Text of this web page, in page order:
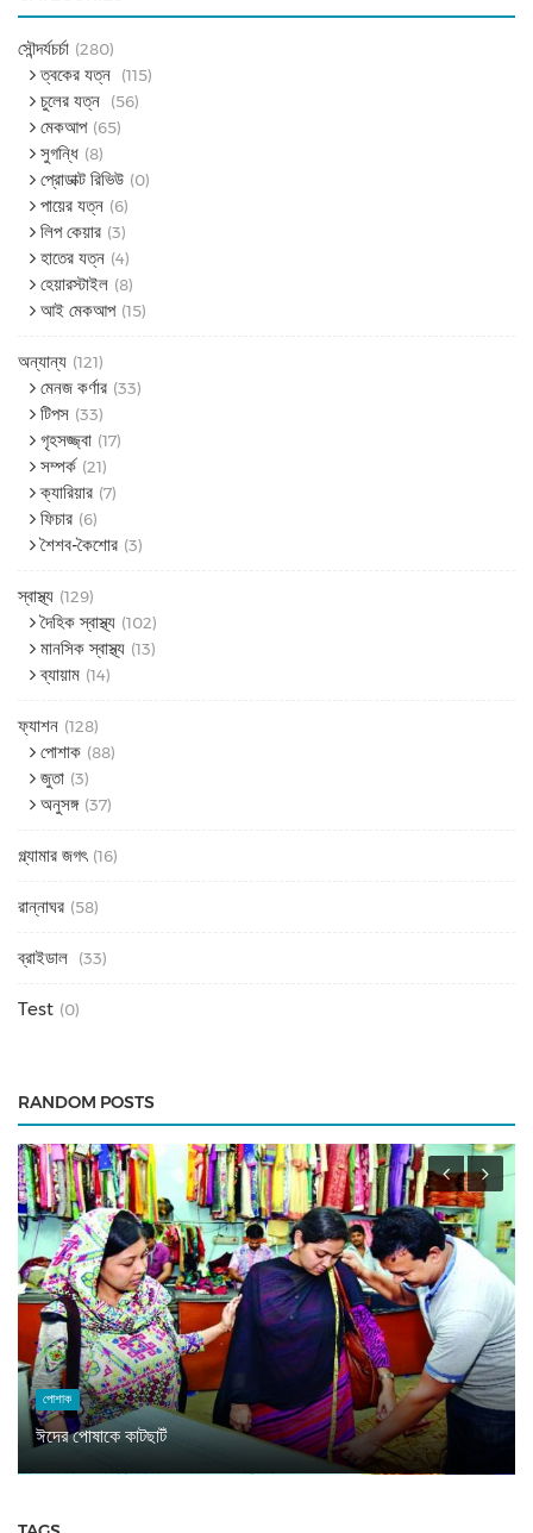
সৌন্দর্যচর্চা (280)
ত্বকের যত্ন (115)
চুলের যত্ন (56)
মেকআপ (65)
সুগন্ধি (8)
প্রোডাক্ট রিভিউ (0)
পায়ের যত্ন (6)
লিপ কেয়ার (3)
হাতের যত্ন (4)
হেয়ারস্টাইল (8)
আই মেকআপ (15)
অন্যান্য (121)
মেনজ কর্ণার (33)
টিপস (33)
গৃহসজ্জ্বা (17)
সম্পর্ক (21)
ক্যারিয়ার (7)
ফিচার (6)
শৈশব-কৈশোর (3)
স্বাস্থ্য (129)
দৈহিক স্বাস্থ্য (102)
মানসিক স্বাস্থ্য (13)
ব্যায়াম (14)
ফ্যাশন (128)
পোশাক (88)
জুতা (3)
অনুসঙ্গ (37)
গ্ল্যামার জগৎ (16)
রান্নাঘর (58)
ব্রাইডাল (33)
Test (0)
RANDOM POSTS
পোশাক
ঈদের পোষাকে কাটছাটঁ